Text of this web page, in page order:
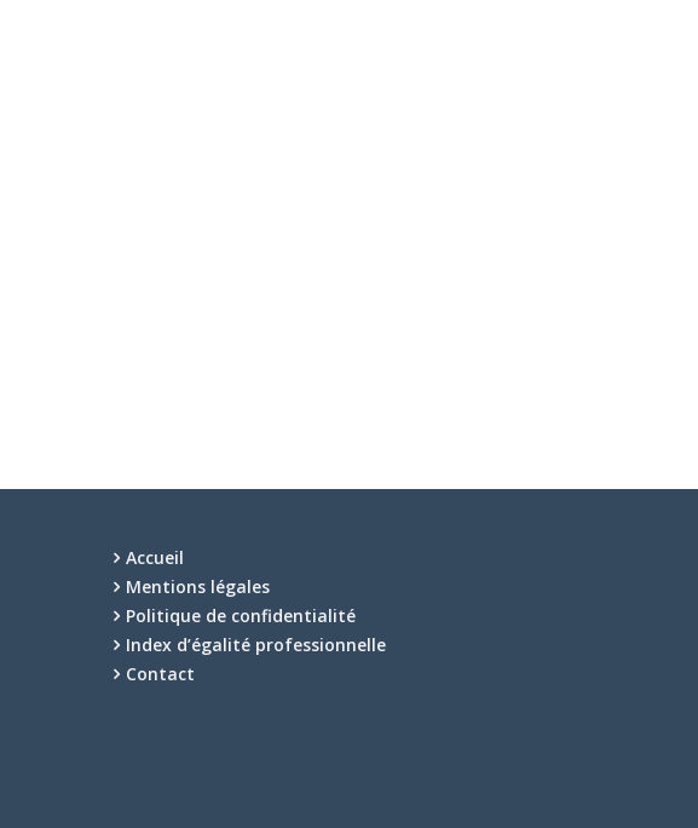
Accueil
Mentions légales
Politique de confidentialité
Index d’égalité professionnelle
Contact